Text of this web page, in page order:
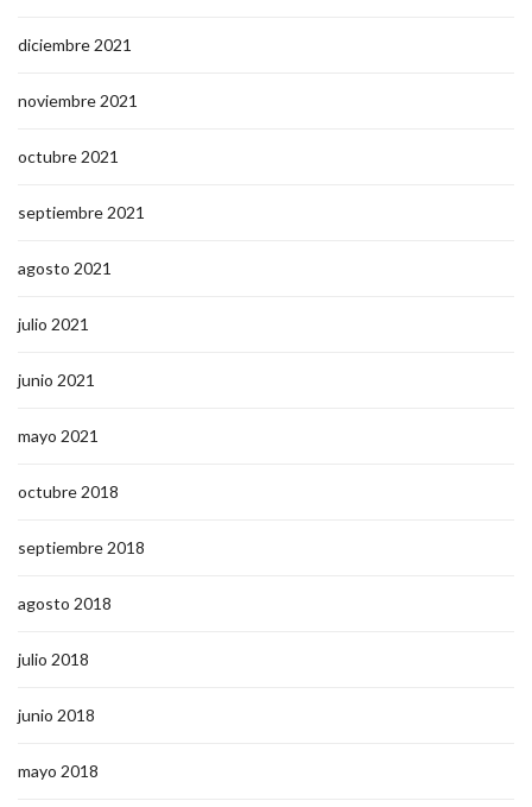
diciembre 2021
noviembre 2021
octubre 2021
septiembre 2021
agosto 2021
julio 2021
junio 2021
mayo 2021
octubre 2018
septiembre 2018
agosto 2018
julio 2018
junio 2018
mayo 2018